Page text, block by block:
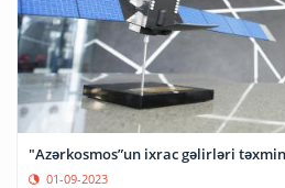
"Azərkosmos”un ixrac gəlirləri
01-09-2023